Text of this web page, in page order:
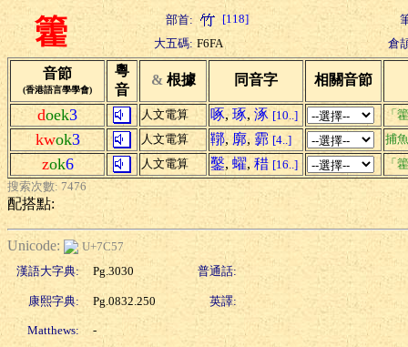
籗 部首: [118]
大五碼: F6FA 倉
音節
(香港語言學學會)
粵
音
& 根據 同音字 相關音節
doek3 人文電算 啄, 琢, 涿 [10..] 「
kwok3 人文電算 鞹, 廓, 霩 [4..] 捕
zok6 人文電算 鑿, 蠗, 稓 [16..]
「
搜索次數: 7476
配搭點:
Unicode:
U+7C57
漢語大字典:
Pg.3030 普通話:
康熙字典: Pg.0832.250 英譯:
Matthews: -